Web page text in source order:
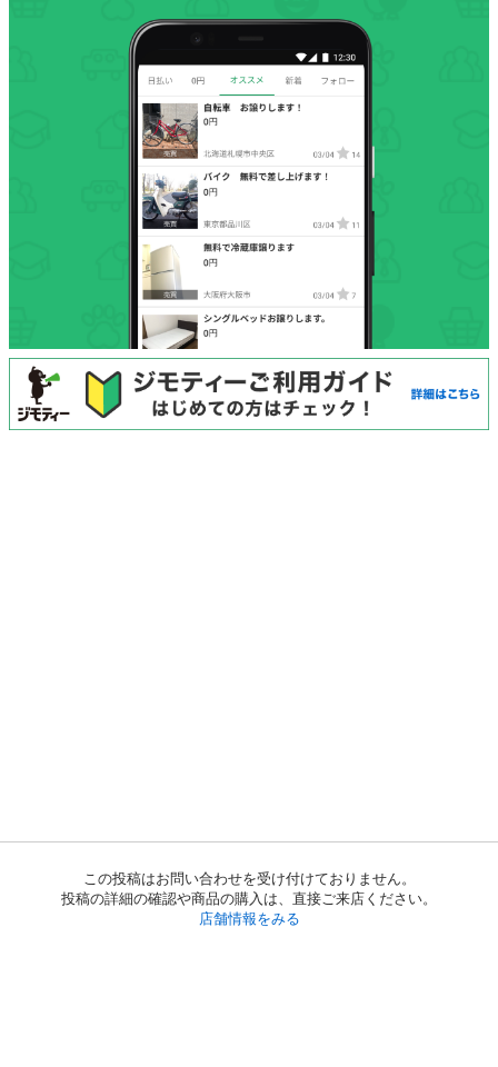
この投稿はお問い合わせを受け付けておりません。
投稿の詳細の確認や商品の購入は、直接ご来店ください。
店舗情報をみる